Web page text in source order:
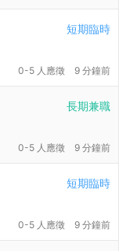
短期臨時
0-5 人應徵 9 分鐘前
長期兼職
0-5 人應徵 9 分鐘前
短期臨時
0-5 人應徵 9 分鐘前